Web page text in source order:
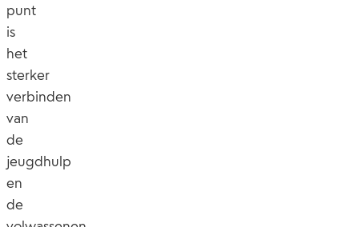
punt
is
het
sterker
verbinden
van
de
jeugdhulp
en
de